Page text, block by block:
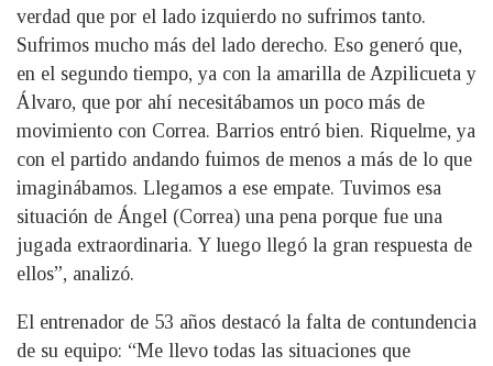
verdad que por el lado izquierdo no sufrimos tanto.
Sufrimos mucho más del lado derecho. Eso generó que,
en el segundo tiempo, ya con la amarilla de Azpilicueta y
Álvaro, que por ahí necesitábamos un poco más de
movimiento con Correa. Barrios entró bien. Riquelme, ya
con el partido andando fuimos de menos a más de lo que
imaginábamos. Llegamos a ese empate. Tuvimos esa
situación de Ángel (Correa) una pena porque fue una
jugada extraordinaria. Y luego llegó la gran respuesta de
ellos”, analizó.
El entrenador de 53 años destacó la falta de contundencia
de su equipo: “Me llevo todas las situaciones que